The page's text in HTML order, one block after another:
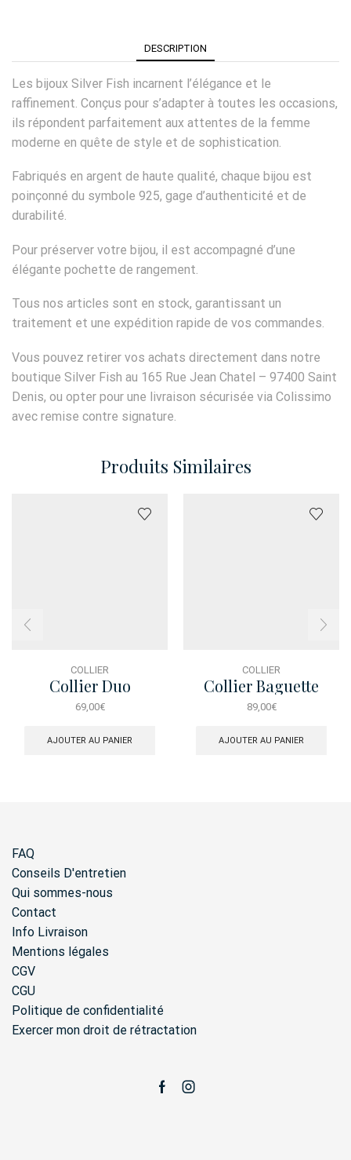
DESCRIPTION
Les bijoux Silver Fish incarnent l’élégance et le
raffinement. Conçus pour s’adapter à toutes les occasions,
ils répondent parfaitement aux attentes de la femme
moderne en quête de style et de sophistication.
Fabriqués en argent de haute qualité, chaque bijou est
poinçonné du symbole 925, gage d’authenticité et de
durabilité.
Pour préserver votre bijou, il est accompagné d’une
élégante pochette de rangement.
Tous nos articles sont en stock, garantissant un
traitement et une expédition rapide de vos commandes.
Vous pouvez retirer vos achats directement dans notre
boutique Silver Fish au 165 Rue Jean Chatel – 97400 Saint
Denis, ou opter pour une livraison sécurisée via Colissimo
avec remise contre signature.
Produits Similaires
COLLIER
Collier Duo
Swarovski
69,00€
AJOUTER AU PANIER
COLLIER
Collier Baguette
89,00€
AJOUTER AU PANIER
FAQ
Conseils D'entretien
Qui sommes-nous
Contact
Info Livraison
Mentions légales
CGV
CGU
Politique de confidentialité
Exercer mon droit de rétractation
FacebookInstagram